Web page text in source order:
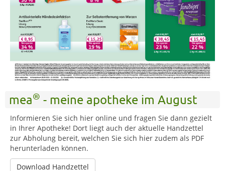
mea® - meine apotheke im August
Informieren Sie sich hier online und fragen Sie dann gezielt
in Ihrer Apotheke! Dort liegt auch der aktuelle Handzettel
zur Abholung bereit, welchen Sie sich hier zudem als PDF
herunterladen können.
Download Handzettel